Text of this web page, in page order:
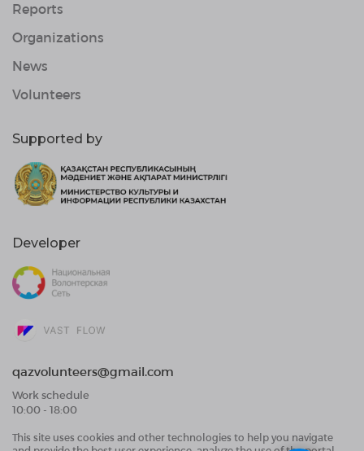
Reports
Organizations
News
Volunteers
Supported by
Developer
qazvolunteers@gmail.com
Work schedule
10:00 - 18:00
Public Offer Agreement
This site uses cookies and other technologies to help you navigate